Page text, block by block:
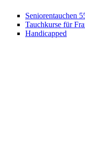
Seniorentauchen
Tauchkurse für
Handicapped